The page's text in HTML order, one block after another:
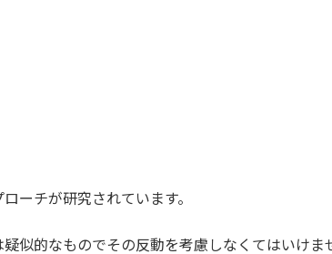
ーチが研究されています。
似的なものでその反動を考慮しなくてはいけま